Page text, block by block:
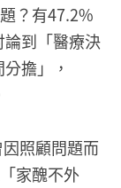
？有47.2%
到「醫療決
擔」，
照顧問題而
家醜不外